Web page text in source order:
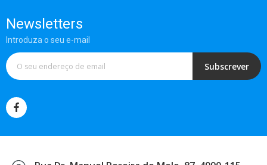
Newsletters
Introduza o seu e-mail
Subscrever